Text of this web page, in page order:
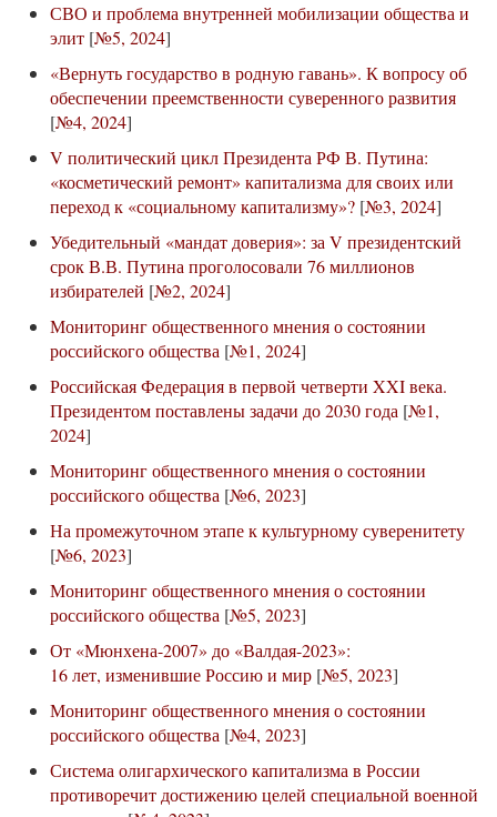
СВО и проблема внутренней мобилизации общества и
элит [№5, 2024]
«Вернуть государство в родную гавань». К вопросу об
обеспечении преемственности суверенного развития
[№4, 2024]
V политический цикл Президента РФ В. Путина:
«косметический ремонт» капитализма для своих или
переход к «социальному капитализму»? [№3, 2024]
Убедительный «мандат доверия»: за V президентский
срок В.В. Путина проголосовали 76 миллионов
избирателей [№2, 2024]
Мониторинг общественного мнения о состоянии
российского общества [№1, 2024]
Российская Федерация в первой четверти XXI века.
Президентом поставлены задачи до 2030 года [№1,
2024]
Мониторинг общественного мнения о состоянии
российского общества [№6, 2023]
На промежуточном этапе к культурному суверенитету
[№6, 2023]
Мониторинг общественного мнения о состоянии
российского общества [№5, 2023]
От «Мюнхена-2007» до «Валдая-2023»:
16 лет, изменившие Россию и мир [№5, 2023]
Мониторинг общественного мнения о состоянии
российского общества [№4, 2023]
Система олигархического капитализма в России
противоречит достижению целей специальной военной